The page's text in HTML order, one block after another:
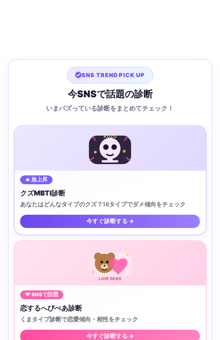
SNS TREND PICK UP
今SNSで話題の診断
いまバズっている診断をまとめてチェック！
KUZU
🔥 急上昇
クズMBTI診断
あなたはどんなタイプのクズ？16タイプでダメ傾向をチェック
今すぐ診断する →
LOVE BEAR
♥ SNSで話題
恋するへびべあ診断
くまタイプ診断で恋愛傾向・相性をチェック
今すぐ診断する →